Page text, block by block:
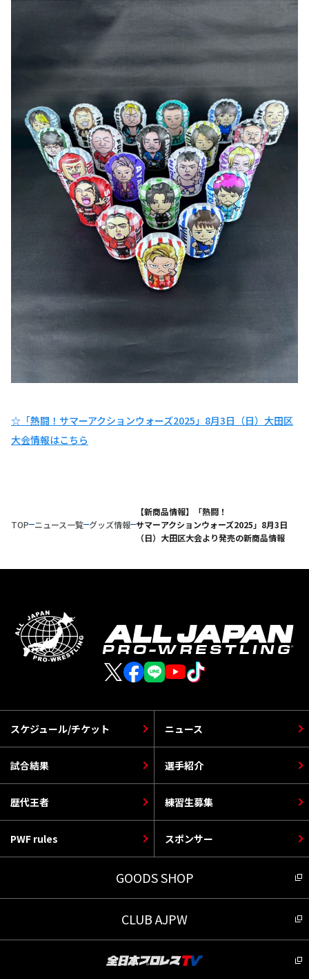
☆「熱闘！サマーアクションウォーズ2025」8月3日（日）大田区
大会情報はこちら
TOP ニュース一覧 グッズ情報
【新商品情報】「熱闘！
サマーアクションウォーズ2025」8月3日
（日）大田区大会より発売の新商品情報
スケジュール/チケット
選手紹介
PWF rules
ニュース
歴代王者
スポンサー
試合結果
練習生募集
GOODS SHOP
CLUB AJPW